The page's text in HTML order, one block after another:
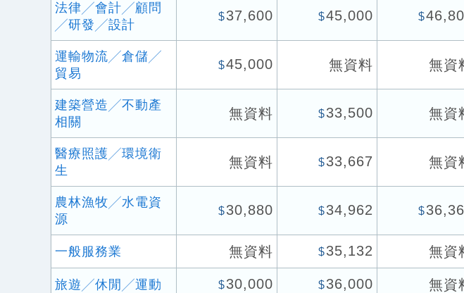
法律╱會計╱顧問
╱研發╱設計
$37,600 $45,000 $
運輸物流╱倉儲╱
貿易
$45,000 無資料 無資
建築營造╱不動產
相關
無資料 $33,500 無資
醫療照護╱環境衛
生
無資料 $33,667 無資
農林漁牧╱水電資
源
$30,880 $34,962 $
一般服務業 無資料 $35,132 無資
旅遊╱休閒╱運動 $30,000 $36,000 無資